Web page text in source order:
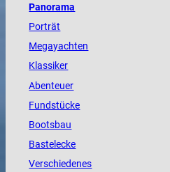
Panorama
Porträt
Megayachten
Klassiker
Abenteuer
Fundstücke
Bootsbau
Bastelecke
Verschiedenes